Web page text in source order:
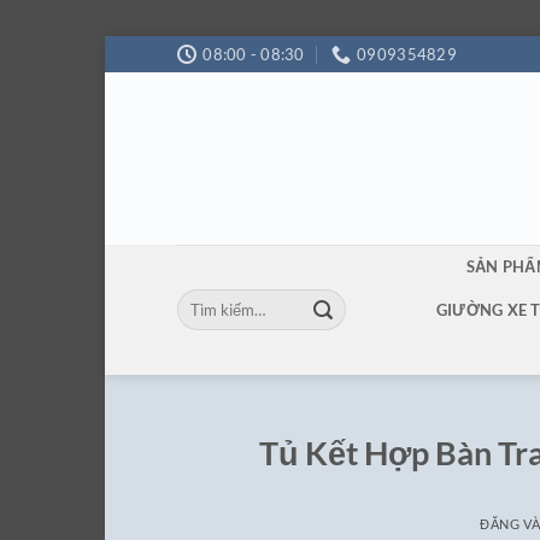
qua
08:00 - 08:30 0909354829
Tìm
kiếm:
SẢN
GIƯỜNG XE
Tủ Kết Hợp Bàn
ĐĂNG